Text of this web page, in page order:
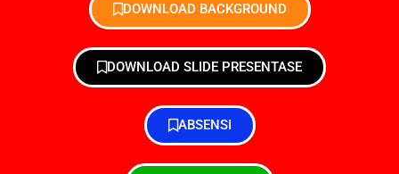
DOWNLOAD BACKGROUND
DOWNLOAD SLIDE PRESENTASE
ABSENSI